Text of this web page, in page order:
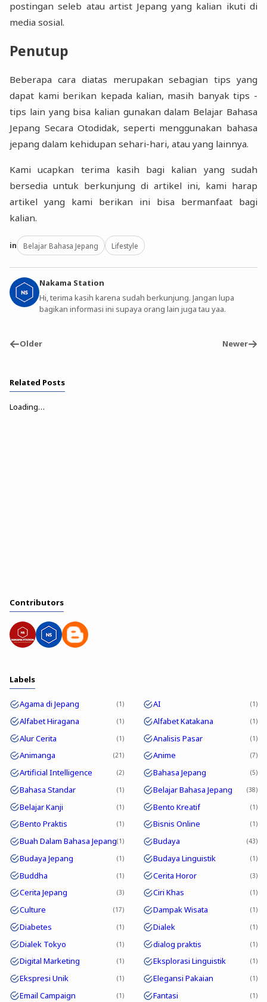
postingan seleb atau artist Jepang yang kalian ikuti di
media sosial.
Penutup
Beberapa cara diatas merupakan sebagian tips yang
dapat kami berikan kepada kalian, masih banyak tips -
tips lain yang bisa kalian gunakan dalam Belajar Bahasa
Jepang Secara Otodidak, seperti menggunakan bahasa
jepang dalam kehidupan sehari-hari, atau yang lainnya.
Kami ucapkan terima kasih bagi kalian yang sudah
bersedia untuk berkunjung di artikel ini, kami harap
artikel yang kami berikan ini bisa bermanfaat bagi
kalian.
in Belajar Bahasa Jepang Lifestyle
Nakama Station
Hi, terima kasih karena sudah berkunjung. Jangan lupa
bagikan informasi ini supaya orang lain juga tau yaa.
Older Newer
Related Posts
Loading…
Contributors
Labels
Agama di Jepang 1 AI 1
Alfabet Hiragana 1 Alfabet Katakana 1
Alur Cerita 1 Analisis Pasar 1
Animanga 21 Anime 7
Artificial Intelligence 2 Bahasa Jepang 5
Bahasa Standar 1 Belajar Bahasa Jepang 38
Belajar Kanji 1 Bento Kreatif 1
Bento Praktis 1 Bisnis Online 1
Buah Dalam Bahasa Jepang 1 Budaya 43
Budaya Jepang 1 Budaya Linguistik 1
Buddha 1 Cerita Horor 3
Cerita Jepang 3 Ciri Khas 1
Culture 17 Dampak Wisata 1
Diabetes 1 Dialek 1
Dialek Tokyo 1 dialog praktis 1
Digital Marketing 1 Eksplorasi Linguistik 1
Ekspresi Unik 1 Elegansi Pakaian 1
Email Campaign 1 Fantasi 1